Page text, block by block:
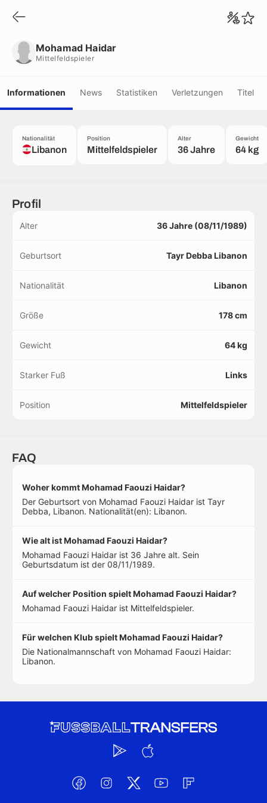
Mohamad Haidar
Mittelfeldspieler
Informationen News Statistiken Verletzungen Titel
Nationalität
Libanon
Position
Mittelfeldspieler
Alter
36 Jahre
Gewicht
64 kg
Profil
Alter 36 Jahre (08/11/1989)
Geburtsort Tayr Debba Libanon
Nationalität Libanon
Größe 178 cm
Gewicht 64 kg
Starker Fuß Links
Position Mittelfeldspieler
FAQ
Woher kommt Mohamad Faouzi Haidar?
Der Geburtsort von Mohamad Faouzi Haidar ist Tayr
Debba, Libanon. Nationalität(en): Libanon.
Wie alt ist Mohamad Faouzi Haidar?
Mohamad Faouzi Haidar ist 36 Jahre alt. Sein
Geburtsdatum ist der 08/11/1989.
Auf welcher Position spielt Mohamad Faouzi Haidar?
Mohamad Faouzi Haidar ist Mittelfeldspieler.
Für welchen Klub spielt Mohamad Faouzi Haidar?
Die Nationalmannschaft von Mohamad Faouzi Haidar:
Libanon.